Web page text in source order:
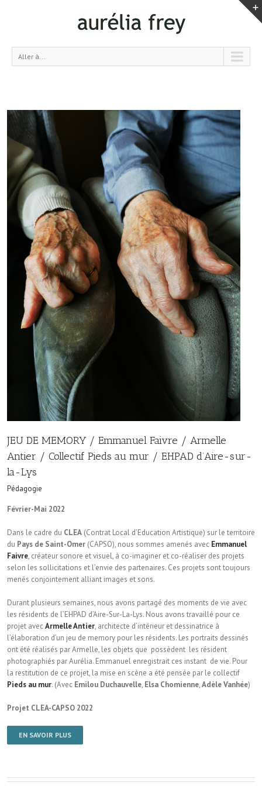
Aller à...
JEU DE MEMORY / Emmanuel Faivre / Armelle
Antier / Collectif Pieds au mur / EHPAD d’Aire-sur-
la-Lys
Pédagogie
Février-Mai 2022
Dans le cadre du CLEA (Contrat Local d’Education Artistique) sur le territoire
du Pays de Saint-Omer (CAPSO), nous sommes amenés avec Emmanuel
Faivre, créateur sonore et visuel, à co-imaginer et co-réaliser des projets
selon les sollicitations et l’envie des partenaires. Ces projets sont toujours
menés conjointement alliant images et sons.
Durant plusieurs semaines, nous avons partagé des moments de vie avec
les résidents de l’EHPAD d’Aire-Sur-La-Lys. Nous avons travaillé pour ce
projet avecArmelle Antier, architecte d’intérieur et dessinatrice à
l’élaboration d’un jeu de memory pour les résidents. Les portraits dessinés
ont été réalisés par Armelle, les objets que possèdent les résident
photographiés par Aurélia. Emmanuel enregistrait ces instant de vie. Pour
la restitution de ce projet, la mise en scène a été pensée par le collectif
Pieds au mur. (Avec Emilou Duchauvelle, Elsa Chomienne,Adèle Vanhée)
Projet CLEA-CAPSO 2022
EN SAVOIR PLUS